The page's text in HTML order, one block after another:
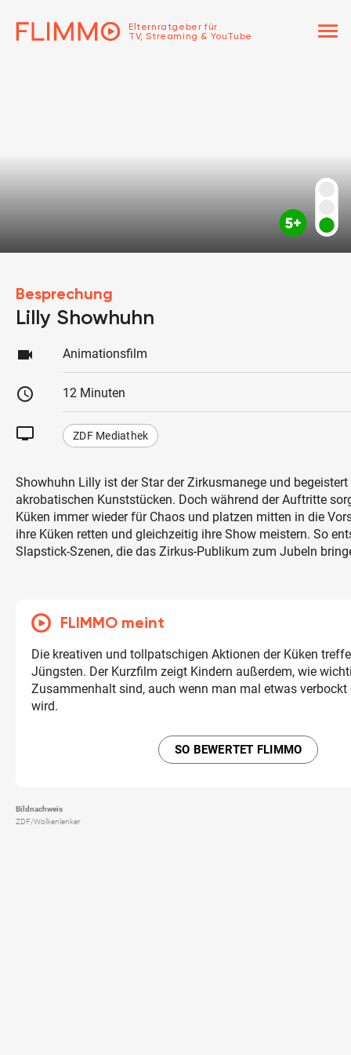
Elternratgeber für
TV, Streaming & YouTube
menu
Besprechung
Lilly Showhuhn
videocam Animationsfilm
schedule 12 Minuten
tv ZDF Mediathek
Showhuhn Lilly ist der Star der Zirkusmanege und
akrobatischen Kunststücken. Doch während der Auftritte
Küken immer wieder für Chaos und platzen mitten in die
ihre Küken retten und gleichzeitig ihre Show meistern. So
Slapstick-Szenen, die das Zirkus-Publikum zum Jubeln
FLIMMO meint
Die kreativen und tollpatschigen Aktionen der Küken
Jüngsten. Der Kurzfilm zeigt Kindern außerdem, wie
Zusammenhalt sind, auch wenn man mal etwas verbockt
wird.
SO BEWERTET FLIMMO
Bildnachweis
ZDF/Wolkenlenker